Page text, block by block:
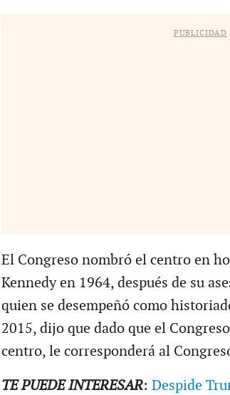
PUBLICIDAD
El Congreso nombró el centro en
Kennedy en 1964, después de su
quien se desempeñó como
2015, dijo que dado que el
centro, le corresponderá al
TE PUEDE INTERESAR: Despide